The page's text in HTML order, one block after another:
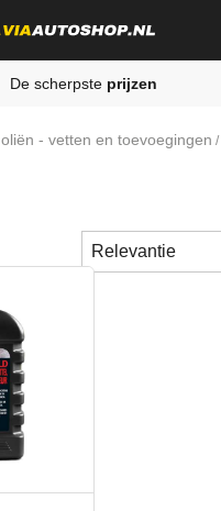
De scherpste prijzen
oliën - vetten en toevoegingen /
Sorteren
Sort content
Sort content